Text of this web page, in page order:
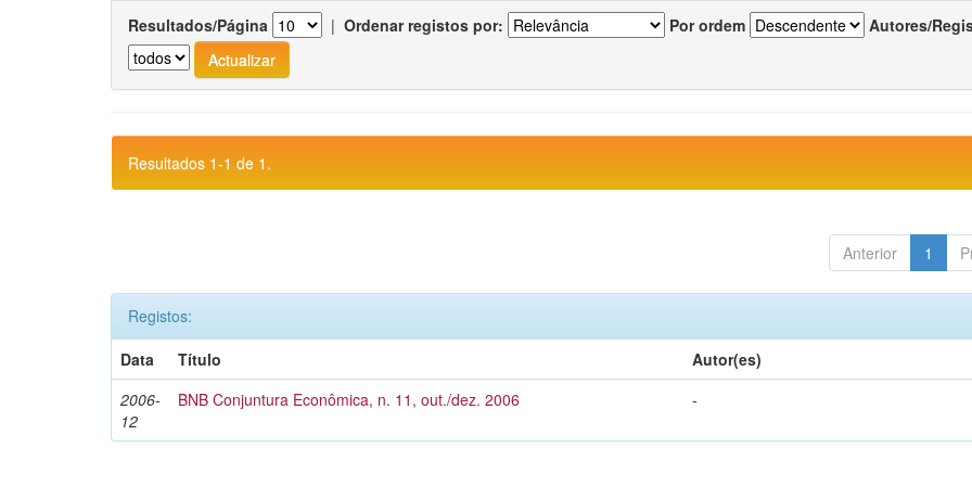
Resultados/Página | Ordenar registos por: Por ordem Autores/
Resultados 1-1 de 1.
Anterior 1
Registos:
Data
Título
Autor(es)
2006-
12
BNB Conjuntura Econômica, n. 11, out./dez. 2006 -